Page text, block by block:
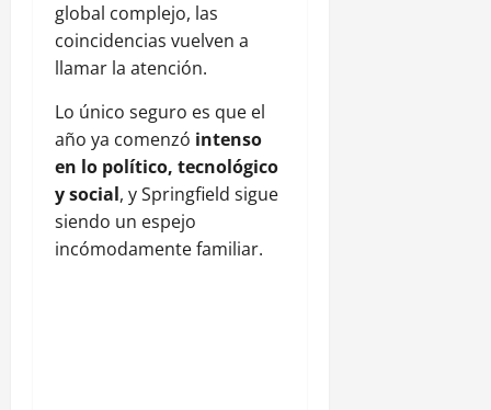
global complejo, las
coincidencias vuelven a
llamar la atención.
Lo único seguro es que el
año ya comenzó intenso
en lo político, tecnológico
y social, y Springfield sigue
siendo un espejo
incómodamente familiar.